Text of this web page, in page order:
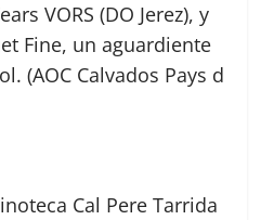
VORS (DO Jerez), y
Fine, un aguardiente
(AOC Calvados Pays d
Cal Pere Tarrida